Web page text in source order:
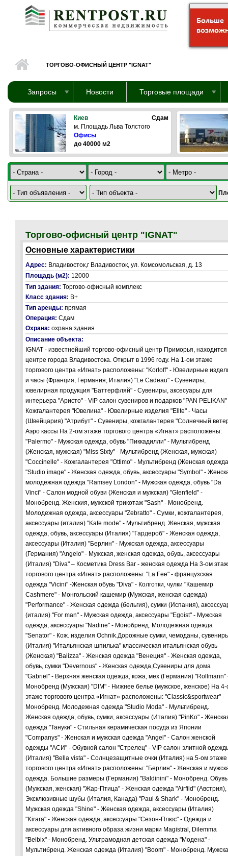
Перейти к основному содержанию
ТОРГОВО-ОФИСНЫЙ ЦЕНТР "IGNAT"
Запросы Новости Торговые площади
Киев
Сдам
м. Площадь Льва Толстого
Офисы
до 40000 м2
Торгово-офисный центр "IGNAT"
Основные характеристики
Адрес: Владивосток,г Владивосток, ул. Комсомольская, д. 13
Площадь (м2): 12000
Тип здания: Торгово-офисный комплекс
Класс здания: В+
Тип аренды: прямая
Операция: Сдам
Охрана: охрана здания
Описание объекта:
IGNAT - известнейший торгово-офисный центр Приморья, находится
центре города Владивостока. Открыт в 1996 году. На 1-ом этаже
торгового центра «Игнат» расположены: "Korloff" - Ювелирные
и часы (Франция, Германия, Италия) "Le Cadeau" - Сувениры,
ювелирная продукция "Баттерфляй" - Сувениры, аксесуары для
интерьера "Аристо" - VIP салон сувениров и подарков "PAN PELIKAN"
Кожгалантерея "Ювелина" - Ювелирные изделия "Elite" - Часы
(Швейцария) "Атрибут" - Сувениры, кожгалантерея "Солнечный
Аэро кассы На 2-ом этаже торгового центра «Игнат» расположены:
"Palermo" - Мужская одежда, обувь "Пиккадилли" - Мультибренд
(Женская, мужская) "Miss Sixty" - Мультибренд (Женская, мужская)
"Coccinelle" - Кожгалантерея "Ottimo" - Мультибренд (Женская
"Studio image" - Женская одежда, обувь, аксессуары "Symbol" -
молодежная одежда "Ramsey London" - Мужская одежда, обувь "Da
Vinci" - Салон модной обуви (Женская и мужская) "Glenfield" -
Монобренд. Женския, мужской трикотаж "Sash" - Монобренд.
Молодежная одежда, аксессуары "Zebratto" - Сумки, кожгалантерея,
аксессуары (италия) "Kafe mode" - Мультибренд. Женская, мужская
одежда, обувь, аксессуары (Италия) "Гардероб" - Женская одежда,
аксессуары (Италия) "Берлин" - Мужская одежда, аксессуары
(Германия) "Angelo" - Мужская, женская одежда, обувь, аксессуары
(Италия) "Diva" – Косметика Dress Bar - женская одежда На 3-ом
торгового центра «Игнат» расположены: "La Fee" - французская
одежда "Vicini" -Женская обувь "Diva" - Колготки, чулки "Кашемир
Cashmere" - Монгольский кашемир (Мужская, женская одежда)
"Performance" - Женская одежда (бельгия), сумки (Испания),
(италия) "For man" - Мужская одежда, аксессуары "Egoist" - Мужская
одежда, аксессуары "Nadine" - Монобренд. Молодежная одежда
"Senator" - Кож. изделия Ochnik.Дорожные сумки, чемоданы,
(Италия) "Итальянская шпилька" классическая итальянская обувь
(Женская) "Balizza" - Женская одежда "Венеция" - Женская одежда,
обувь, сумки "Devernous" - Женская одежда,Сувениры для дома
"Gabriel" - Верхняя женская одежда, кожа, мех (Германия) "Rollmann"
Монобренд (Мужская) "DIM" - Нижнее белье (мужское, женское) На
этаже торгового центра «Игнат» расположены: "Classic&sportwear" -
Монобренд. Молодежная одежда "Studio Moda" - Мультибренд.
Женская одежда, обувь, сумки, аксессуары (Италия) "PinKo" -
одежда "Тануки" - Стильная керамическая посуда из Японии
"Companys" - Женская и мужская одежда "Angel" - Салон женской
одежды "АСИ" - Обувной салон "Стрелец" - VIP салон элитной
(Италия) "Bella vista" - Солнцезащитные очки (Италия) на 5-ом этаже
торгового центра «Игнат» расположены: "Берлин" - Женская и
одежда. Большие размеры (Германия) "Baldinini" - Монобренд. Обувь
(Мужская, женская) "Жар-Птица" - Женская одежда "Airfild" (Австрия),
Эксклюзивные шубы (Италия, Канада) "Paul & Shark" - Монобренд.
Мужская одежда "Shine" - Женская одежда, аксессуары (Италия)
"Kirara" - Женская одежда, аксессуары "Сезон-Плюс" - Одежда и
аксессуары для активного образа жизни марки Magistral, Dilemma
"Beibix" - Монобренд. Ультрамодная детская одежда "Модена" -
Мультибренд. Женская одежда (Италия) "Boom" - Монобренд.